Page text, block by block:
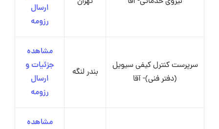
ارسال
رزومه
سرپرست کنترل کیفی سیویل
(دفتر فنی)- آقا
بندر لنگه
مشاهده
جزئیات و
ارسال
رزومه
مشاهده